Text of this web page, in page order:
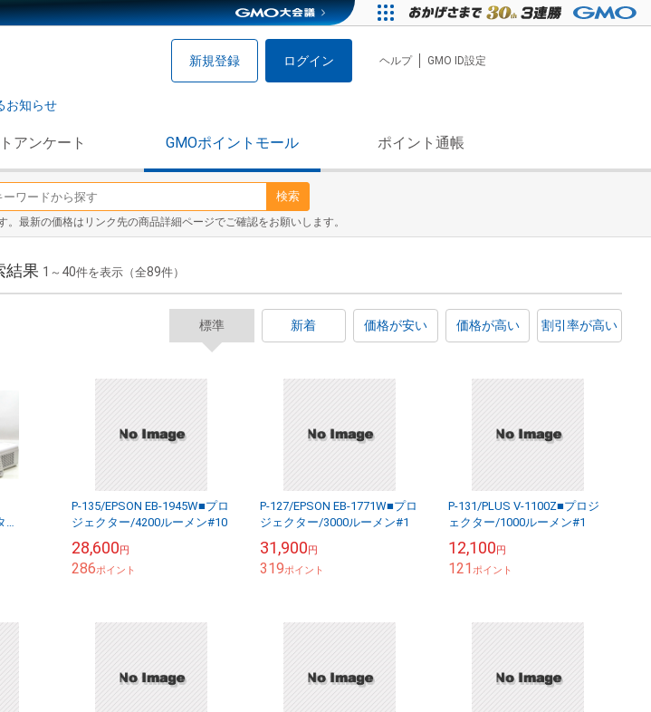
新規登録 ログイン ヘルプ GMO ID設定
お知らせ
アンケート GMOポイントモール ポイント通帳
検索
最新の価格はリンク先の商品詳細ページでご確認をお願いします。
結果 1 ～ 40件を表示（全89件）
標準 新着 価格が安い 価格が高い 割引率が高い
P-135/EPSON EB-1945W■プロ
ジェクター/4200ルーメン#10
28,600円
286ポイント
P-127/EPSON EB-1771W■プロ
ジェクター/3000ルーメン#1
31,900円
319ポイント
P-131/PLUS V-1100Z■プロジ
ェクター/1000ルーメン#1
12,100円
121ポイント